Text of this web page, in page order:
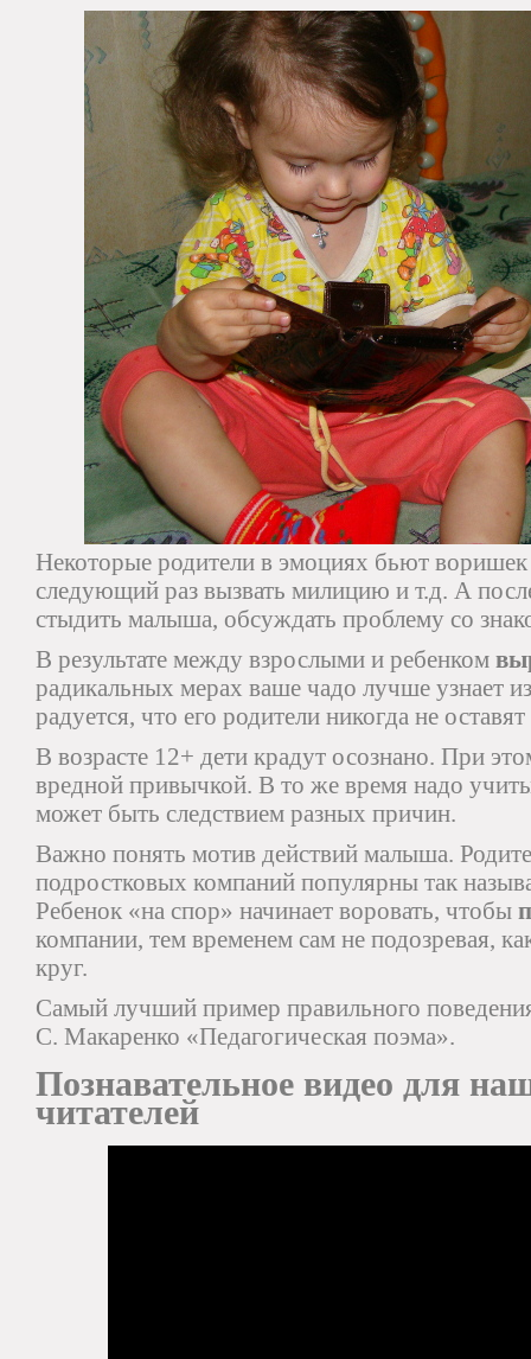
Некоторые родители в эмоциях бьют воришек
следующий раз вызвать милицию и т.д. А
стыдить малыша, обсуждать проблему со
В результате между взрослыми и ребенком
радикальных мерах ваше чадо лучше узнает
радуется, что его родители никогда не
В возрасте 12+ дети крадут осознано. При
вредной привычкой. В то же время надо
может быть следствием разных причин.
Важно понять мотив действий малыша.
подростковых компаний популярны так
Ребенок «на спор» начинает воровать, чтобы
компании, тем временем сам не подозревая,
круг.
Самый лучший пример правильного
С. Макаренко «Педагогическая поэма».
Познавательное видео для
читателей